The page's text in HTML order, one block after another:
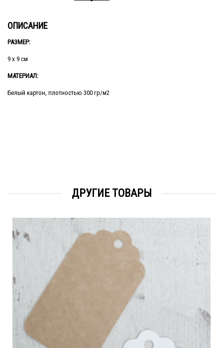
ОПИСАНИЕ
РАЗМЕР:
9 х 9 см
МАТЕРИАЛ:
Белый картон, плотностью 300 гр/м2
ДРУГИЕ ТОВАРЫ